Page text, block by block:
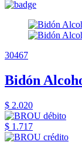
30467
Bidón
$ 2.020
$ 1.717